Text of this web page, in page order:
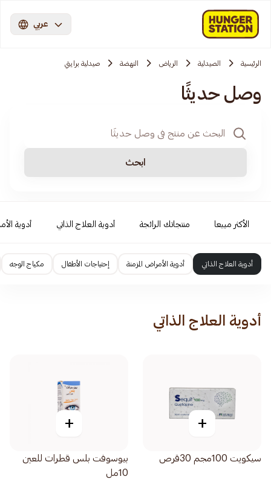
عربي
الرئيسية الصيدلية الرياض النهضة صيدلية برايتي
وصل حديثًا
ابحث
الأكثر مبيعا منتجاتك الرائجة أدوية العلاج الذاتي أدوية
أدوية العلاج الذاتي أدوية الأمراض المزمنة إحتياجات الأطفال مكياج الوجه
أدوية العلاج الذاتي
+
سيكويت 100مجم 30قرص
+
بيوسوفت بلس قطرات للعين
10مل